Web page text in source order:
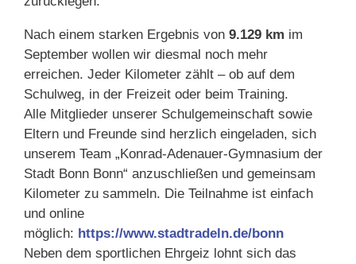
Nach einem starken Ergebnis von 9.129 km im
September wollen wir diesmal noch mehr
erreichen. Jeder Kilometer zählt – ob auf dem
Schulweg, in der Freizeit oder beim Training.
Alle Mitglieder unserer Schulgemeinschaft sowie
Eltern und Freunde sind herzlich eingeladen, sich
unserem Team „Konrad-Adenauer-Gymnasium der
Stadt Bonn Bonn“ anzuschließen und gemeinsam
Kilometer zu sammeln. Die Teilnahme ist einfach
und online
möglich: https://www.stadtradeln.de/bonn
Neben dem sportlichen Ehrgeiz lohnt sich das